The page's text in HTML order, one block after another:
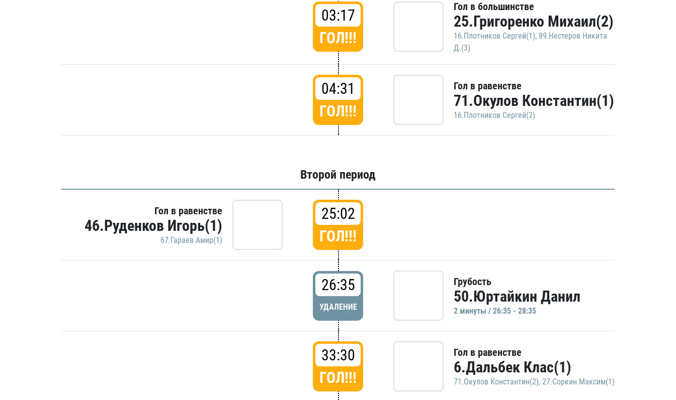
03:17
ГОЛ!!!
Гол в большинстве
25.Григоренко Михаил(2)
16.Плотников Сергей(1), 89.Нестеров Никита
Д.(3)
04:31
ГОЛ!!!
Гол в равенстве
71.Окулов Константин(1)
16.Плотников Сергей(2)
Второй период
Гол в равенстве
46.Руденков Игорь(1)
67.Гараев Амир(1)
25:02
ГОЛ!!!
26:35
УДАЛЕНИЕ
Грубость
50.Юртайкин Данил
2 минуты / 26:35 - 28:35
33:30
ГОЛ!!!
Гол в равенстве
6.Дальбек Клас(1)
71.Окулов Константин(2), 27.Соркин Максим(1)